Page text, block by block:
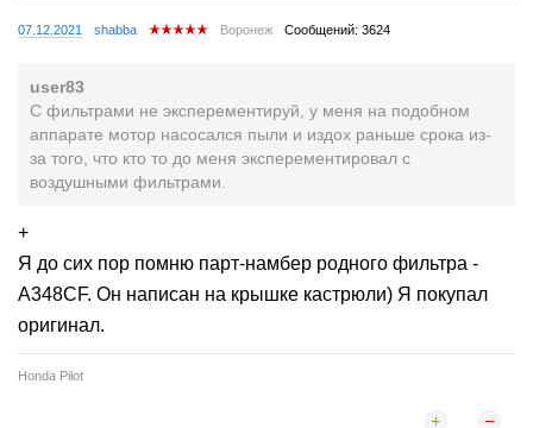
07.12.2021 shabba Воронеж Сообщений: 3624
user83
С фильтрами не эксперементируй, у меня на подобном
аппарате мотор насосался пыли и издох раньше срока из-
за того, что кто то до меня эксперементировал с
воздушными фильтрами.
+
Я до сих пор помню парт-намбер родного фильтра -
A348CF. Он написан на крышке кастрюли) Я покупал
оригинал.
Honda Pilot